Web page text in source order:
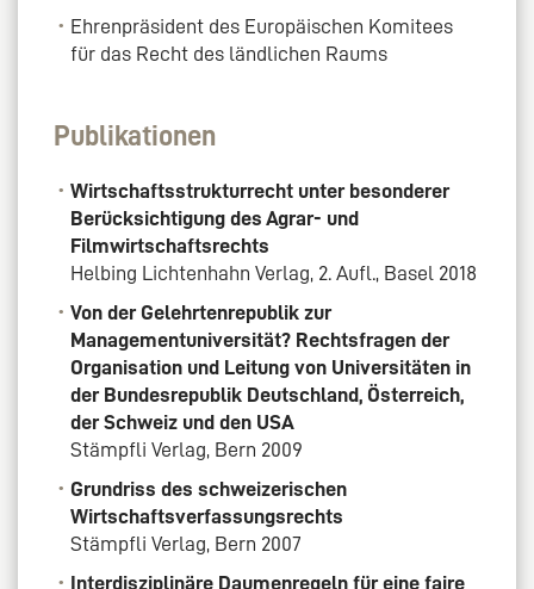
Ehrenpräsident des Europäischen Komitees
für das Recht des ländlichen Raums
Publikationen
Wirtschaftsstrukturrecht unter besonderer
Berücksichtigung des Agrar- und
Filmwirtschaftsrechts
Helbing Lichtenhahn Verlag, 2. Aufl., Basel 2018
Von der Gelehrtenrepublik zur
Managementuniversität? Rechtsfragen der
Organisation und Leitung von Universitäten in
der Bundesrepublik Deutschland, Österreich,
der Schweiz und den USA
Stämpfli Verlag, Bern 2009
Grundriss des schweizerischen
Wirtschaftsverfassungsrechts
Stämpfli Verlag, Bern 2007
Interdisziplinäre Daumenregeln für eine faire